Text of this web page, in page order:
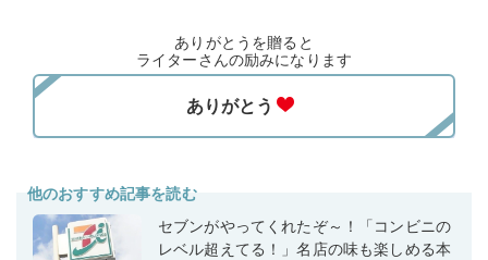
ありがとうを贈ると
ライターさんの励みになります
他のおすすめ記事を読む
セブンがやってくれたぞ～！「コンビニの
レベル超えてる！」名店の味も楽しめる本